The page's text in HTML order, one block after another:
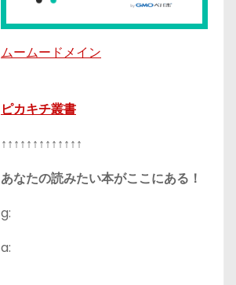
ムームードメイン
ピカキチ叢書
↑↑↑↑↑↑↑↑↑↑↑↑↑
あなたの読みたい本がここにある！
g:
a: